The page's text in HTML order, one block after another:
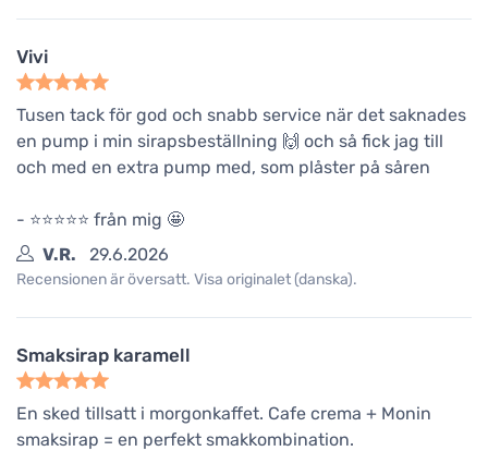
Vivi
Tusen tack för god och snabb service när det saknades
en pump i min sirapsbeställning 🙌 och så fick jag till
och med en extra pump med, som plåster på såren
- ⭐️⭐️⭐️⭐️⭐️ från mig 🤩
V.R.
29.6.2026
Recensionen är översatt. Visa originalet (danska).
Smaksirap karamell
En sked tillsatt i morgonkaffet. Cafe crema + Monin
smaksirap = en perfekt smakkombination.